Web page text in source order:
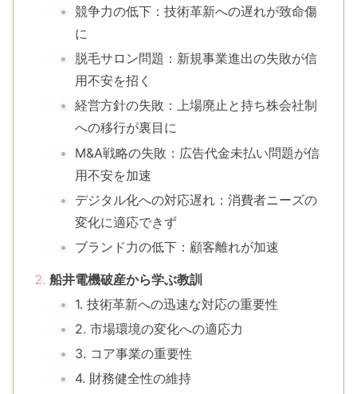
競争力の低下：技術革新への遅れが致命傷
に
脱毛サロン問題：新規事業進出の失敗が信
用不安を招く
経営方針の失敗：上場廃止と持ち株会社制
への移行が裏目に
M&A戦略の失敗：広告代金未払い問題が信
用不安を加速
デジタル化への対応遅れ：消費者ニーズの
変化に適応できず
ブランド力の低下：顧客離れが加速
船井電機破産から学ぶ教訓
1. 技術革新への迅速な対応の重要性
2. 市場環境の変化への適応力
3. コア事業の重要性
4. 財務健全性の維持